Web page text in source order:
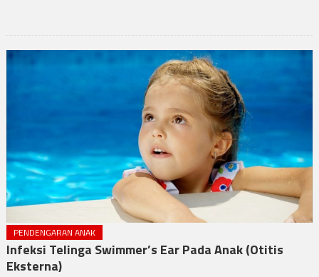
PENDENGARAN ANAK
Infeksi Telinga Swimmer’s Ear Pada Anak (Otitis
Eksterna)